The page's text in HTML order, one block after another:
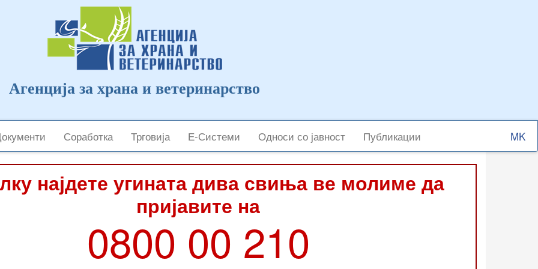
Агенција за храна и ветеринарство
Соработка Трговија Е-Системи Односи со јавност Публикации
Select
your
најдете угината дива свиња ве молиме да
пријавите на
0800 00 210